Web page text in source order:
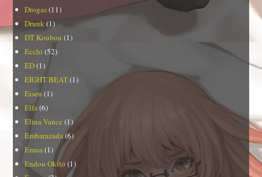
Drogas(11)
Drunk(1)
DT Koubou (1)
Ecchi (52)
ED(1)
EIGHT BEAT(1)
Eisen (1)
Elfa(6)
Elina Vance (1)
Embarazada(6)
Emua(1)
Endou Okito (1)